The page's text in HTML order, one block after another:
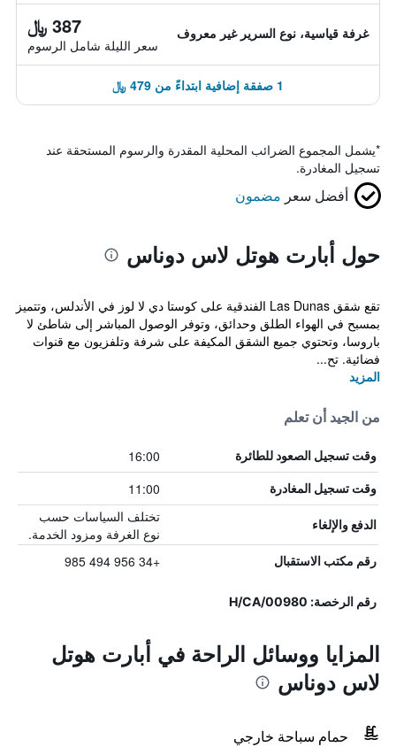
غرفة قياسية، نوع السرير غير معروف 387 ﷼
سعر الليلة شامل الرسوم
1 صفقة إضافية ابتداءً من 479 ﷼
*يشمل المجموع الضرائب المحلية المقدرة والرسوم المستحقة عند
تسجيل المغادرة.
أفضل سعر مضمون
حول أبارت هوتل لاس دوناس
تقع شقق Las Dunas الفندقية على كوستا دي لا لوز في الأندلس، وتتميز
بمسبح في الهواء الطلق وحدائق، وتوفر الوصول المباشر إلى شاطئ لا
باروسا، وتحتوي جميع الشقق المكيفة على شرفة وتلفزيون مع قنوات
فضائية. تح...
المزيد
من الجيد أن تعلم
وقت تسجيل الصعود للطائرة 16:00
وقت تسجيل المغادرة 11:00
الدفع والإلغاء
تختلف السياسات حسب
نوع الغرفة ومزود الخدمة.
رقم مكتب الاستقبال +34 956 494 985
رقم الرخصة: H/CA/00980
المزايا ووسائل الراحة في أبارت هوتل
لاس دوناس
حمام سباحة خارجي